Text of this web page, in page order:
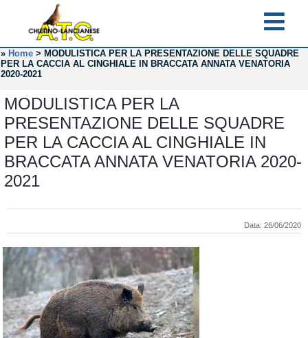
» Home > MODULISTICA PER LA PRESENTAZIONE DELLE SQUADRE
PER LA CACCIA AL CINGHIALE IN BRACCATA ANNATA VENATORIA
2020-2021
MODULISTICA PER LA
PRESENTAZIONE DELLE SQUADRE
PER LA CACCIA AL CINGHIALE IN
BRACCATA ANNATA VENATORIA 2020-
2021
Data: 26/06/2020